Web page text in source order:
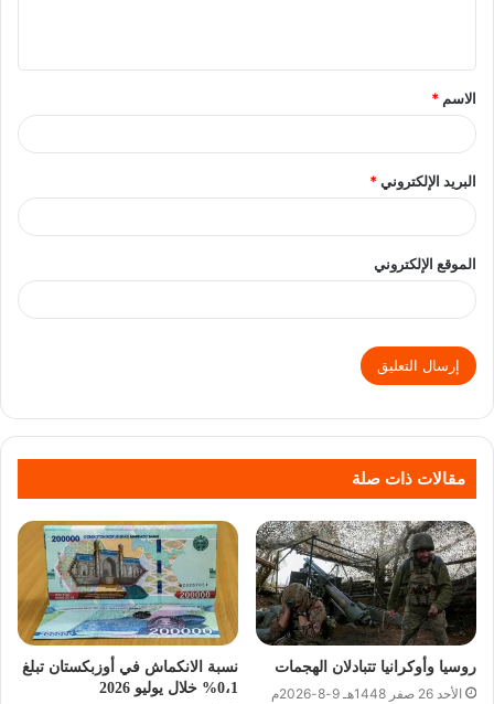
الاسم *
البريد الإلكتروني*
الموقع الإلكتروني
مقالات ذات صلة
روسيا وأوكرانيا تتبادلان الهجمات
الأحد 26 صفر 1448هـ 9-8-2026م
نسبة الانكماش في أوزبكستان تبلغ
0،1% خلال يوليو 2026